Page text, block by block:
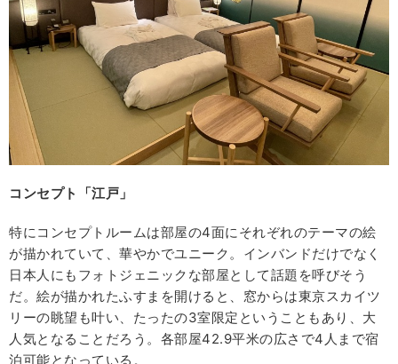
コンセプト「江戸」
特にコンセプトルームは部屋の4面にそれぞれのテーマの絵
が描かれていて、華やかでユニーク。インバンドだけでなく
日本人にもフォトジェニックな部屋として話題を呼びそう
だ。絵が描かれたふすまを開けると、窓からは東京スカイツ
リーの眺望も叶い、たったの3室限定ということもあり、大
人気となることだろう。各部屋42.9平米の広さで4人まで宿
泊可能となっている。